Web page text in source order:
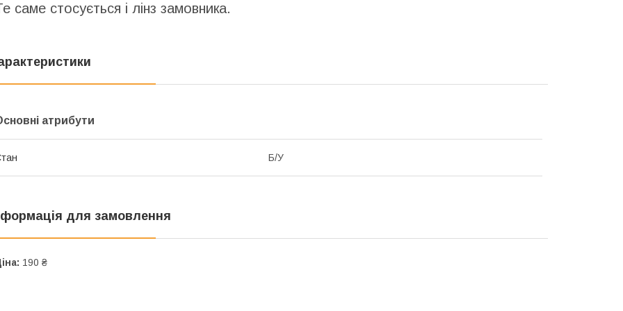
саме стосується і лінз замовника.
атрибути
Б/У
для замовлення
190 ₴